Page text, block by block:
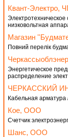
Квант-Электро,
низковольтная
Магазин
Повний перелік
Энергетическое
распределение
ЧЕРКАССКИЙ
Кабельная
Кое, ООО
Счетчик
Шанс, ООО